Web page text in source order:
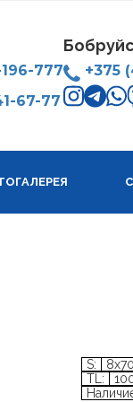
777
67-77
+375
S:
8x70
TL:
–
для